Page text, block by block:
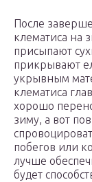
После
клематиса на
присыпают
прикрывают
укрывным
клематиса
хорошо
зиму, а вот
побегов или
лучше
будет